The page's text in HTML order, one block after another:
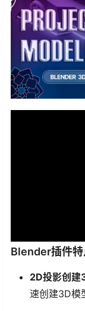
Blender插件特
2D投影创建
速创建3D模